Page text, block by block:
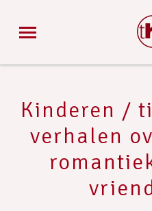
Kinderen /
verhalen